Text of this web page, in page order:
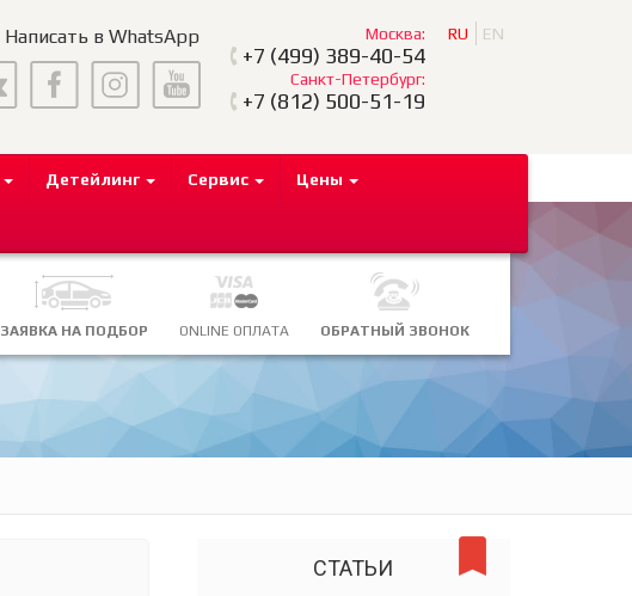
Написать в WhatsApp Москва:
+7 (499) 389-40-54
Санкт-Петербург:
+7 (812) 500-51-19
RU EN
Детейлинг Сервис Цены
ЗАЯВКА НА ПОДБОР ONLINE ОПЛАТА ОБРАТНЫЙ ЗВОНОК
СТАТЬИ